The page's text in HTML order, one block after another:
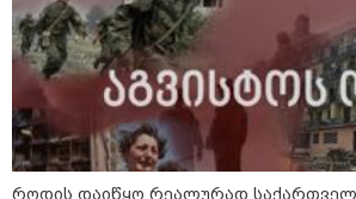
როდის დაიწყო რეალურად